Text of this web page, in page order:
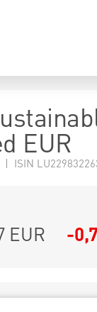
EUR
| ISIN
EUR -